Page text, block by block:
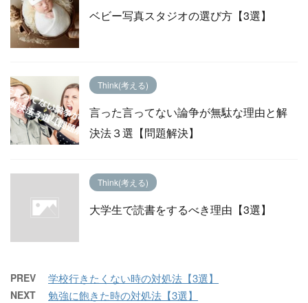
ベビー写真スタジオの選び方【3選】
Think(考える)
言った言ってない論争が無駄な理由と解
決法３選【問題解決】
Think(考える)
大学生で読書をするべき理由【3選】
PREV 学校行きたくない時の対処法【3選】
NEXT 勉強に飽きた時の対処法【3選】